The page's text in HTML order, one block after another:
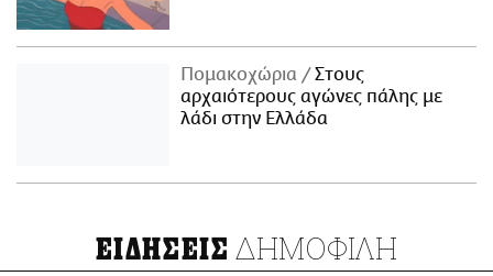
Πομακοχώρια
Στους
αρχαιότερους αγώνες πάλης με
λάδι στην Ελλάδα
ΕΙΔΗΣΕΙΣ ΔΗΜΟΦΙΛΗ